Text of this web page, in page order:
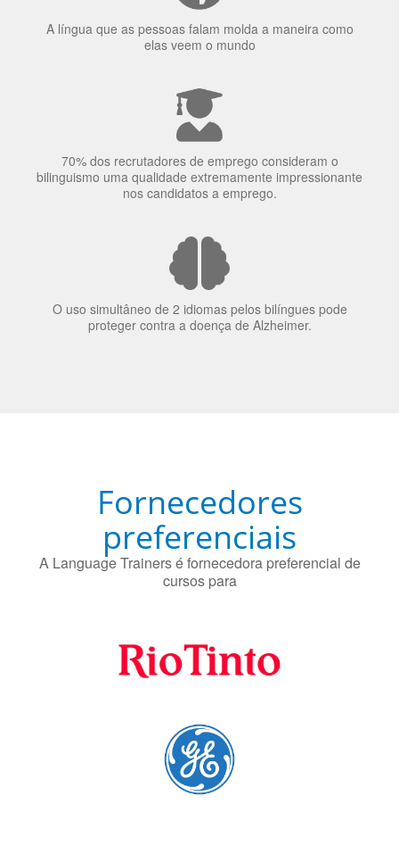
A língua que as pessoas falam molda a maneira como
70% dos recrutadores de emprego consideram o
bilinguismo uma qualidade extremamente impressionante
O uso simultâneo de 2 idiomas pelos bilíngues pode
Fornecedores
preferenciais
A Language Trainers é fornecedora preferencial de